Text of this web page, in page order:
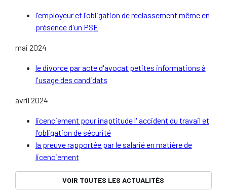
l'employeur et l'obligation de reclassement même en
présence d'un PSE
mai 2024
le divorce par acte d'avocat petites informations à
l'usage des candidats
avril 2024
licenciement pour inaptitude l' accident du travail et
l'obligation de sécurité
la preuve rapportée par le salarié en matière de
licenciement
VOIR TOUTES LES ACTUALITÉS